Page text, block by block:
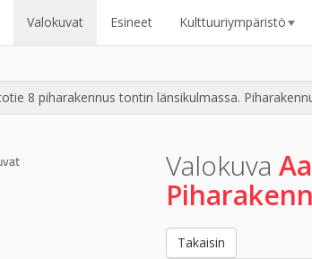
Valokuvat Esineet Kulttuuriympäristö
8 piharakennus tontin länsikulmassa.
Valokuva
Takaisin